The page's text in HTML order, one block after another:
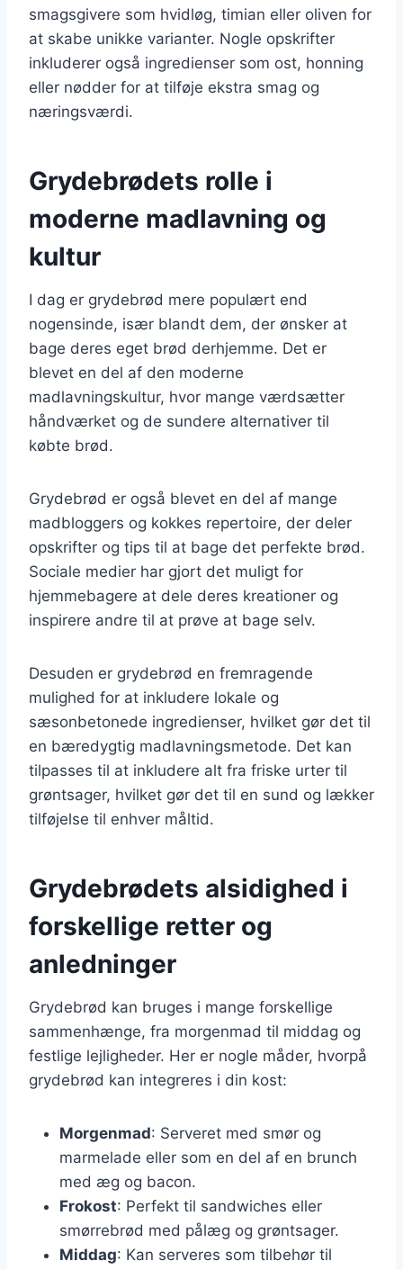
smagsgivere som hvidløg, timian eller oliven for
at skabe unikke varianter. Nogle opskrifter
inkluderer også ingredienser som ost, honning
eller nødder for at tilføje ekstra smag og
næringsværdi.
Grydebrødets rolle i
moderne madlavning og
kultur
I dag er grydebrød mere populært end
nogensinde, især blandt dem, der ønsker at
bage deres eget brød derhjemme. Det er
blevet en del af den moderne
madlavningskultur, hvor mange værdsætter
håndværket og de sundere alternativer til
købte brød.
Grydebrød er også blevet en del af mange
madbloggers og kokkes repertoire, der deler
opskrifter og tips til at bage det perfekte brød.
Sociale medier har gjort det muligt for
hjemmebagere at dele deres kreationer og
inspirere andre til at prøve at bage selv.
Desuden er grydebrød en fremragende
mulighed for at inkludere lokale og
sæsonbetonede ingredienser, hvilket gør det til
en bæredygtig madlavningsmetode. Det kan
tilpasses til at inkludere alt fra friske urter til
grøntsager, hvilket gør det til en sund og lækker
tilføjelse til enhver måltid.
Grydebrødets alsidighed i
forskellige retter og
anledninger
Grydebrød kan bruges i mange forskellige
sammenhænge, fra morgenmad til middag og
festlige lejligheder. Her er nogle måder, hvorpå
grydebrød kan integreres i din kost:
Morgenmad: Serveret med smør og
marmelade eller som en del af en brunch
med æg og bacon.
Frokost: Perfekt til sandwiches eller
smørrebrød med pålæg og grøntsager.
Middag: Kan serveres som tilbehør til